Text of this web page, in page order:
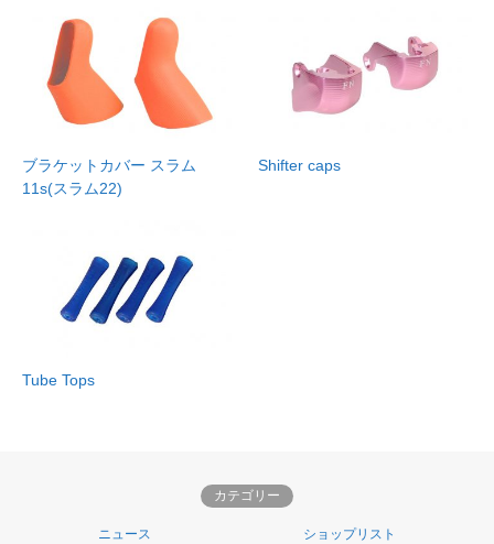
ブラケットカバー スラム
11s(スラム22)
Shifter caps
Tube Tops
カテゴリー
ニュース ショップリスト